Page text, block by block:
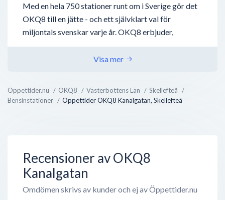
Öppettider.nu OKQ8 Västerbottens Län
Skellefteå
Bensinstationer
Öppettider OKQ8 Kanalgatan, Skellefteå
Med en hela 750 stationer runt om i Sverige gör det
OKQ8 till en jätte - och ett självklart val för
miljontals svenskar varje år. OKQ8 erbjuder,
förutom drivmedel så som bensin, diesel,
laddstationer för elbilar - även biltvätt, tvätta-själv
OKQ8 bedriver även direktförsäljning mot företag
gedigen erfarenhet inom ford...
Visa mer
Recensioner av OKQ8
Kanalgatan
Omdömen skrivs av kunder och ej av Öppettider.nu